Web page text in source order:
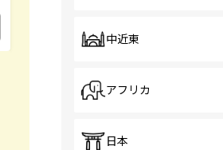
中近東
アフリカ
日本